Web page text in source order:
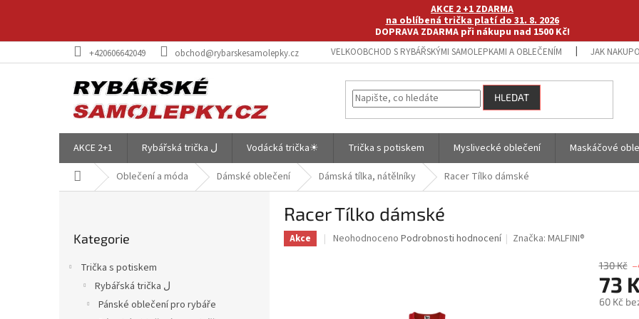
AKCE 2 +1 ZDARMA
na oblíbená trička platí do 31. 8. 2026
DOPRAVA ZDARMA při nákupu nad 1500 Kč!
+420606642049 obchod@rybarskesamolepky.cz VELKOOBCHOD S RYBÁŘSKÝMI SAMOLEPKAMI A OBLEČENÍM JAK
HLEDAT
AKCE 2+1 Rybářská trička ل Vodácká trička☀ Trička s potiskem Myslivecké oblečení Maskáčové
Domů Oblečení a móda Dámské oblečení Dámská tílka, nátělníky Racer Tílko dámské
kategorie
Kategorie
Trička s potiskem
Rybářská trička ل
Pánské oblečení pro rybáře
Racer Tílko dámské
Akce
Průměrné
Neohodnoceno Podrobnosti hodnocení Značka:MALFINI®
130 Kč
73
60 Kč